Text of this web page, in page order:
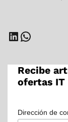
LinkedIn
Recibe
ofertas IT
Dirección de